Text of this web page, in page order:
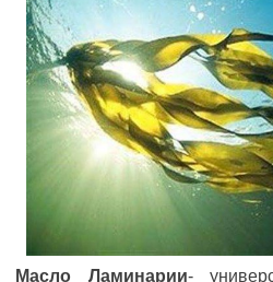
Масло Ламинарии-